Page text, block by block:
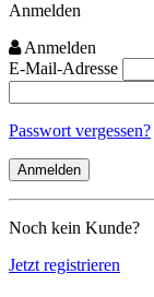
Anmelden
Anmelden
E-Mail-Adresse
Passwort vergessen?
Noch kein Kunde?
Jetzt registrieren